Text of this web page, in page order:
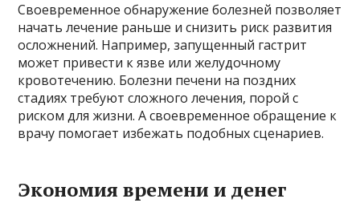
Своевременное обнаружение болезней позволяет
начать лечение раньше и снизить риск развития
осложнений. Например, запущенный гастрит
может привести к язве или желудочному
кровотечению. Болезни печени на поздних
стадиях требуют сложного лечения, порой с
риском для жизни. А своевременное обращение к
врачу помогает избежать подобных сценариев.
Экономия времени и денег